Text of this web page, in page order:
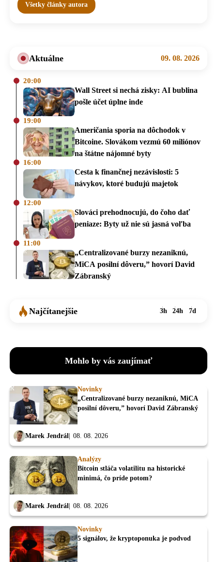
Všetky články autora
Aktuálne 09. 08. 2026
20:00
Wall Street si nechá zisky: AI bublina
pošle účet úplne inde
19:00
Američania sporia na dôchodok v
Bitcoine. Slovákom vezmú 60 miliónov
na štátne nájomné byty
16:00
Cesta k finančnej nezávislosti: 5
návykov, ktoré budujú majetok
12:00
Slováci prehodnocujú, do čoho dať
peniaze: Byty už nie sú jasná voľba
11:00
„Centralizované burzy nezaniknú,
MiCA posilní dôveru,” hovorí David
Zábranský
Najčítanejšie 3h 24h 7d
Mohlo by vás zaujímať
Novinky
„Centralizované burzy nezaniknú, MiCA
posilní dôveru,” hovorí David Zábranský
Marek Jendrál 08. 08. 2026
Analýzy
Bitcoin stláča volatilitu na historické
minimá, čo príde potom?
Marek Jendrál 08. 08. 2026
Novinky
5 signálov, že kryptoponuka je podvod